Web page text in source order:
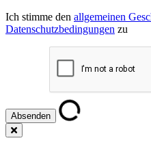
Ich stimme den allgemeinen
Datenschutzbedingungen zu